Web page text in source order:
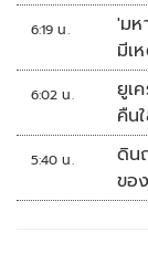
6:19 น.
'มห
มีเ
6:02 น.
ยูเ
คืน
5:40 น.
ดิน
ขอ